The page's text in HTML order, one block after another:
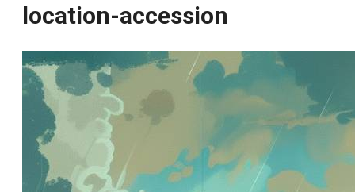
location-accession